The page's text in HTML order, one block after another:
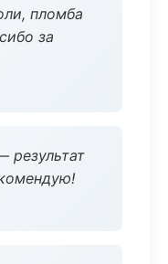
пломба
за
результат